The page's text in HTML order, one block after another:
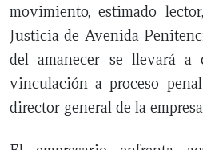
movimiento, estimado
Justicia de Avenida
del amanecer se llevará a
vinculación a proceso
director general de la